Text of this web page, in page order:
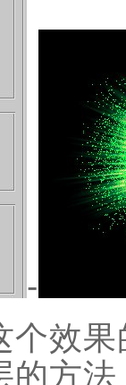
-
个效
的方